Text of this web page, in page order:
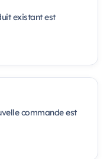
existant est
commande est